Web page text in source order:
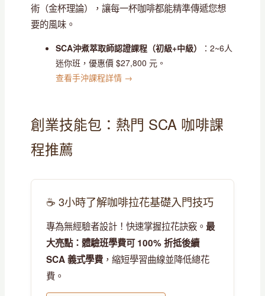
術（金杯理論），讓每一杯咖啡都能精準傳遞您想
要的風味。
SCA沖煮萃取師認證課程（初級+中級）
：2~6人
迷你班，優惠價 $27,800 元。
查看手沖課程詳情 →
創業技能包：熱門 SCA 咖啡課
程推薦
☕ 3小時了解咖啡拉花基礎入門技巧
專為無經驗者設計！快速掌握拉花訣竅。 最
大亮點：體驗班學費可 100% 折抵後續
SCA 義式學費，縮短學習曲線並降低總花
費。